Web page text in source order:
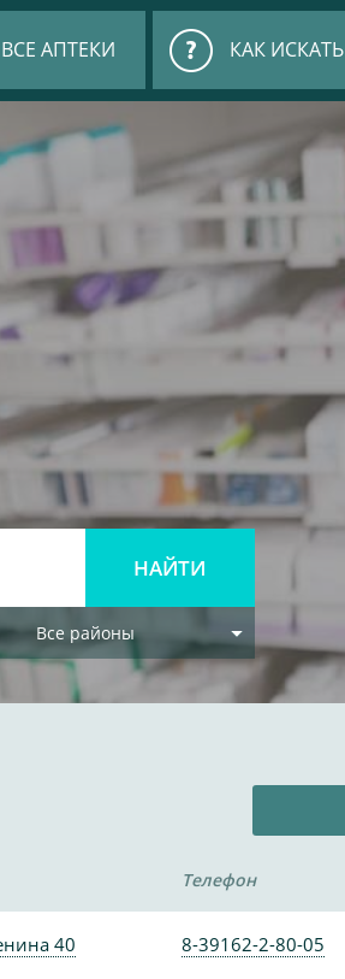
ВСЕ АПТЕКИ КАК ИСКАТЬ
Все районы
Телефон
40 8-39162-2-80-05